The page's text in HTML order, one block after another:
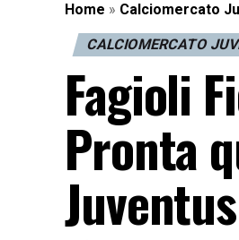
Home » Calciomercato
CALCIOMERCATO
Fagioli
Pronta